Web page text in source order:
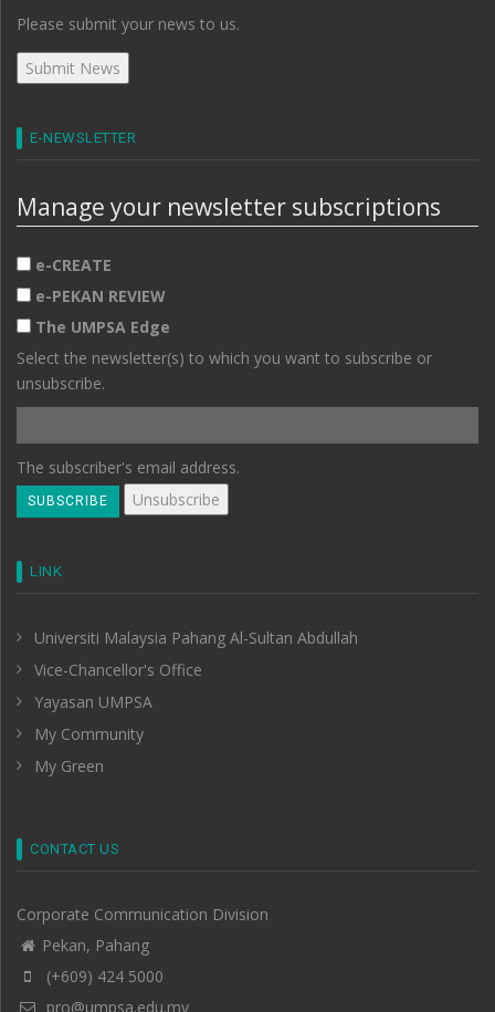
Please submit your news to us.
E-NEWSLETTER
Manage your newsletter subscriptions
e-CREATE
e-PEKAN REVIEW
The UMPSA Edge
Select the newsletter(s) to which you want to subscribe or
unsubscribe.
The subscriber's email address.
LINK
Universiti Malaysia Pahang Al-Sultan Abdullah
Vice-Chancellor's Office
Yayasan UMPSA
My Community
My Green
CONTACT US
Corporate Communication Division
Pekan, Pahang
(+609) 424 5000
pro@umpsa.edu.my